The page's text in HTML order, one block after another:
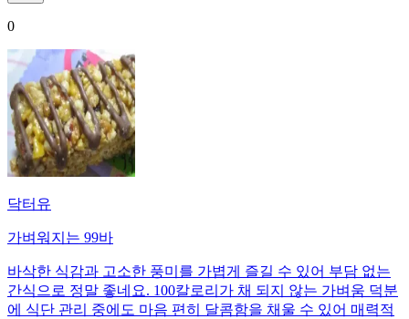
0
닥터유
가벼워지는 99바
바삭한 식감과 고소한 풍미를 가볍게 즐길 수 있어 부담 없는
간식으로 정말 좋네요. 100칼로리가 채 되지 않는 가벼움 덕분
에 식단 관리 중에도 마음 편히 달콤함을 채울 수 있어 매력적